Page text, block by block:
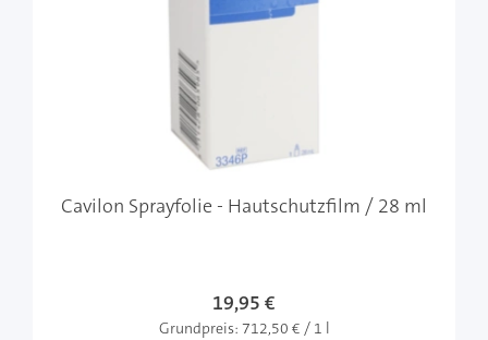
Cavilon Sprayfolie - Hautschutzfilm / 28 ml
19,95 €
Grundpreis: 712,50 € / 1 l